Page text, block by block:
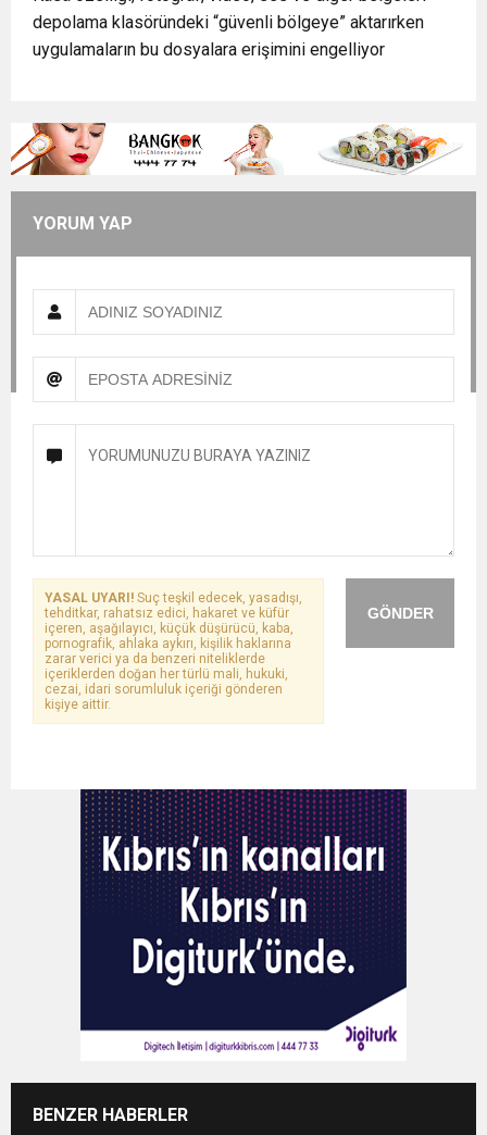
depolama klasöründeki “güvenli bölgeye” aktarırken
uygulamaların bu dosyalara erişimini engelliyor
YORUM YAP
GÖNDER
YASAL UYARI! Suç teşkil edecek, yasadışı,
tehditkar, rahatsız edici, hakaret ve küfür
içeren, aşağılayıcı, küçük düşürücü, kaba,
pornografik, ahlaka aykırı, kişilik haklarına
zarar verici ya da benzeri niteliklerde
içeriklerden doğan her türlü mali, hukuki,
cezai, idari sorumluluk içeriği gönderen
kişiye aittir.
BENZER HABERLER